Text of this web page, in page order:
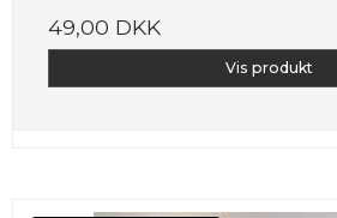
49,00 DKK
Vis produkt